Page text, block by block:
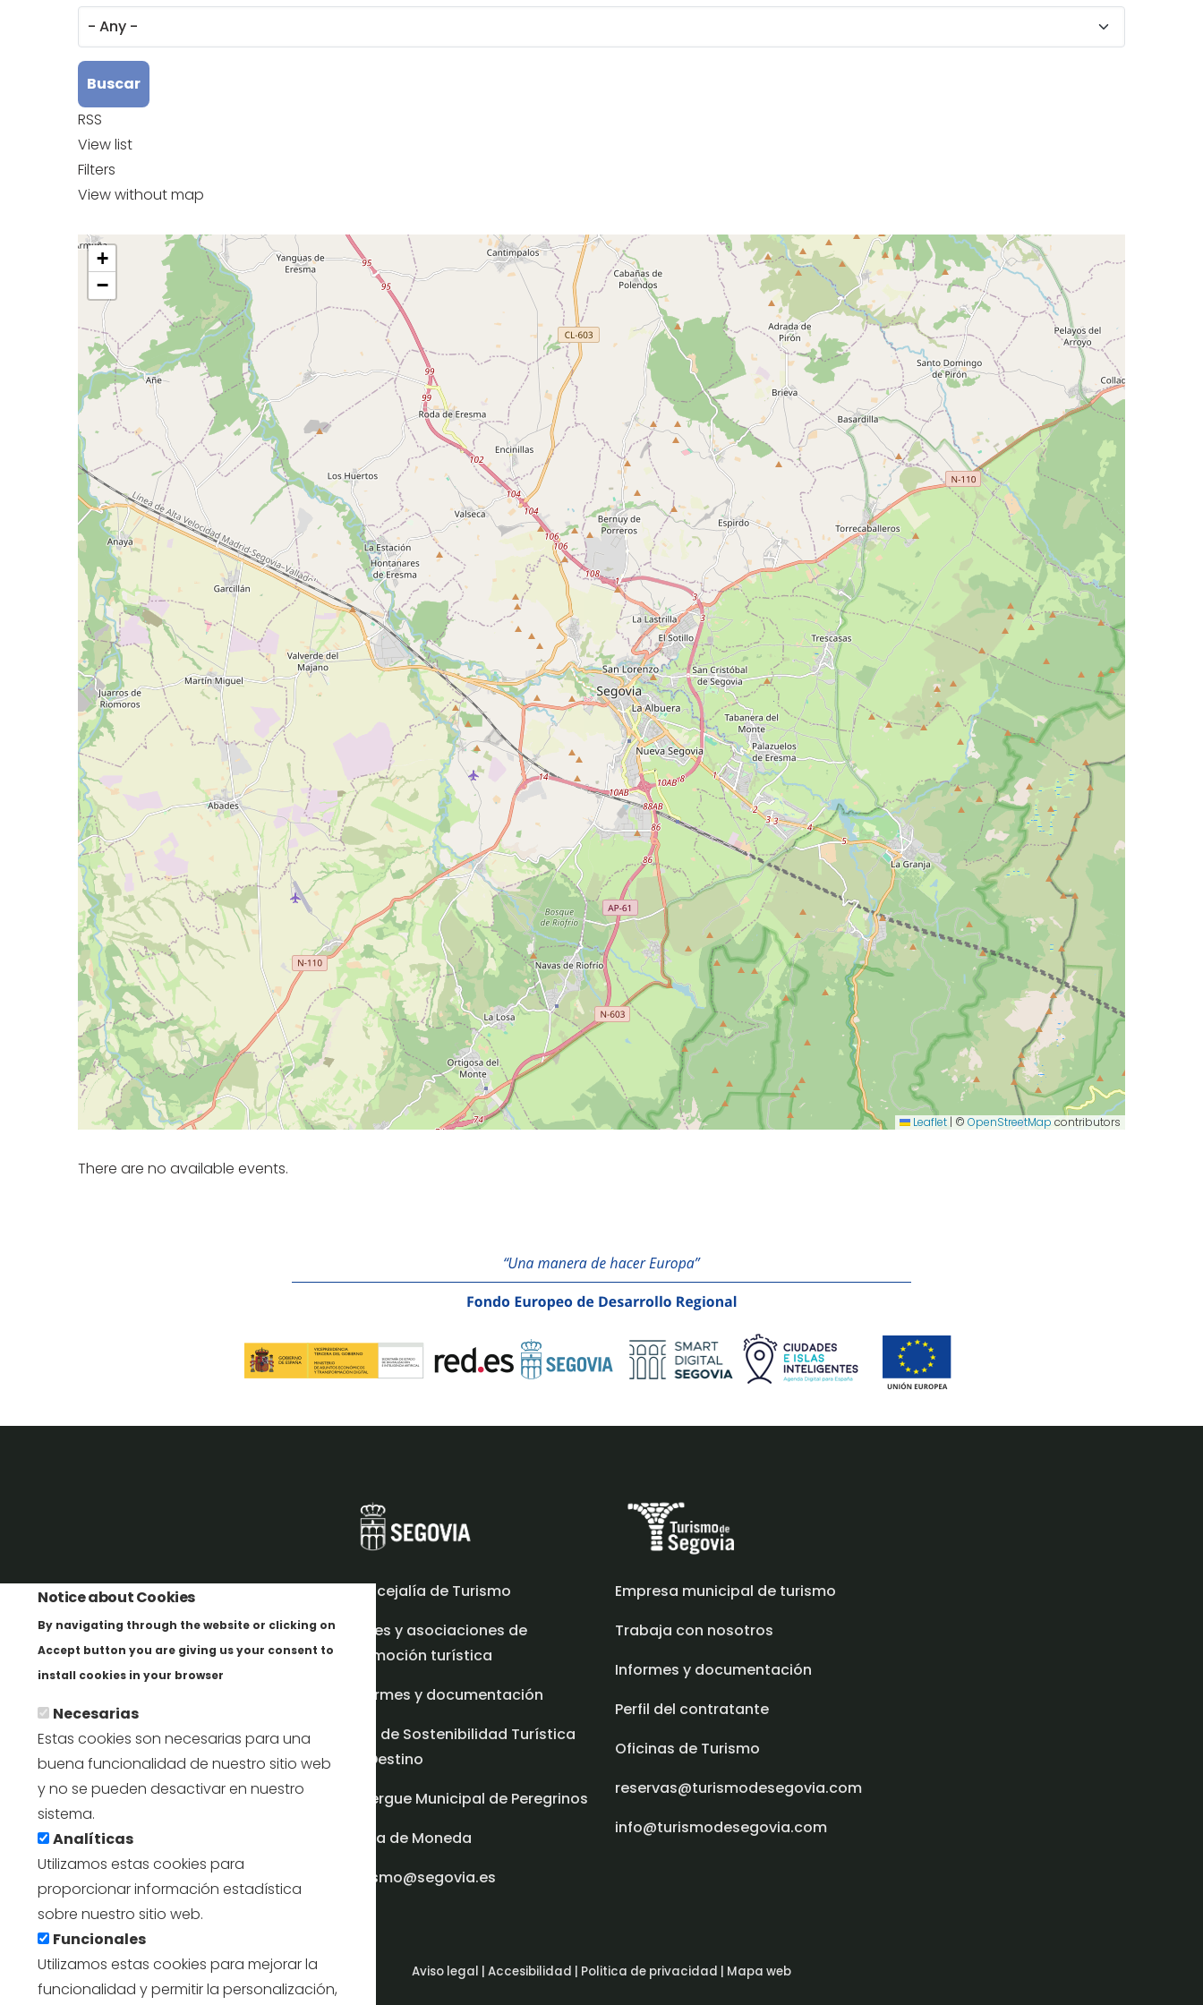
Notice about Cookies
By navigating through the website or clicking on
Accept button you are giving us your consent to
install cookies in your browser
Necesarias
Estas cookies son necesarias para una
buena funcionalidad de nuestro sitio web
y no se pueden desactivar en nuestro
sistema.
Analíticas
Utilizamos estas cookies para
proporcionar información estadística
sobre nuestro sitio web.
Funcionales
Utilizamos estas cookies para mejorar la
funcionalidad y permitir la personalización,
RSS
View list
Filters
View without map
+
−
Leaflet | © OpenStreetMap contributors
There are no available events.
Concejalía de Turismo
Redes y asociaciones de
promoción turística
Informes y documentación
Plan de Sostenibilidad Turística
en Destino
Albergue Municipal de Peregrinos
Casa de Moneda
turismo@segovia.es
Empresa municipal de turismo
Trabaja con nosotros
Informes y documentación
Perfil del contratante
Oficinas de Turismo
reservas@turismodesegovia.com
info@turismodesegovia.com
Aviso legal | Accesibilidad | Politica de privacidad | Mapa web